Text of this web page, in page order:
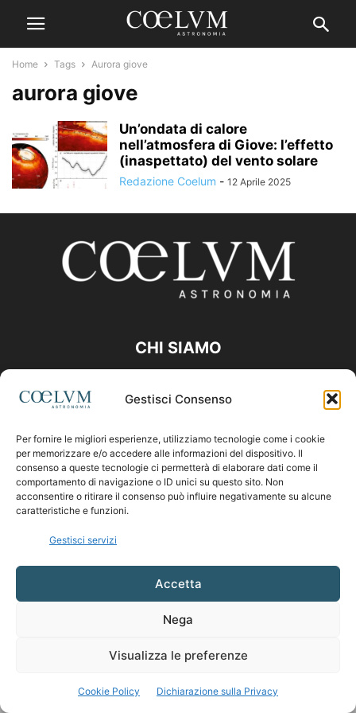
Gestisci Consenso
Per fornire le migliori esperienze, utilizziamo tecnologie come i cookie
per memorizzare e/o accedere alle informazioni del dispositivo. Il
consenso a queste tecnologie ci permetterà di elaborare dati come il
comportamento di navigazione o ID unici su questo sito. Non
acconsentire o ritirare il consenso può influire negativamente su alcune
caratteristiche e funzioni.
Gestisci servizi
Accetta
Nega
Visualizza le preferenze
Cookie Policy Dichiarazione sulla Privacy
Home Tags Aurora giove
aurora giove
Un’ondata di calore
nell’atmosfera di Giove: l’effetto
(inaspettato) del vento solare
Redazione Coelum - 12 Aprile 2025
CHI SIAMO
Contattaci:coelumastro@coelum.com
SEGUICI